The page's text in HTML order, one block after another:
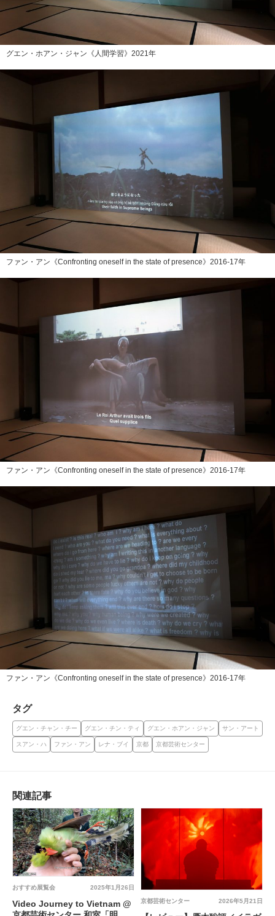
グエン・ホアン・ジャン《人間学習》2021年
ファン・アン《Confronting oneself in the state of presence》2016-17年
ファン・アン《Confronting oneself in the state of presence》2016-17年
ファン・アン《Confronting oneself in the state of presence》2016-17年
タグ
グエン・チャン・チー グエン・チン・ティ グエン・ホアン・ジャン サン・アート
スアン・ハ ファン・アン レナ・ブイ 京都 京都芸術センター
関連記事
2025年1月26日
おすすめ展覧会
Video Journey to Vietnam @
2026年5月21日
京都芸術センター